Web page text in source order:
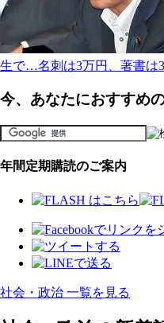
生で…名刺は3万円、著書は
今、あなたにおすすめ
年間定期購読のご案内
社会・政治 一覧を見る